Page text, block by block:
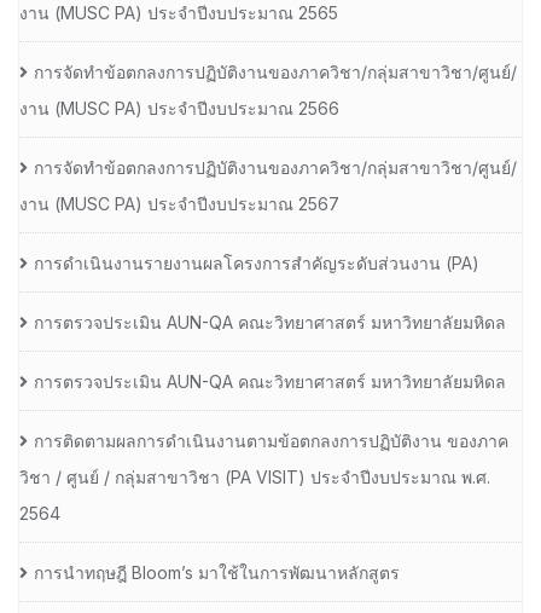
งาน (MUSC PA) ประจำปีงบประมาณ 2565
การจัดทำข้อตกลงการปฏิบัติงานของภาควิชา/กลุ่มสาขาวิชา/ศูนย์/
งาน (MUSC PA) ประจำปีงบประมาณ 2566
การจัดทำข้อตกลงการปฏิบัติงานของภาควิชา/กลุ่มสาขาวิชา/ศูนย์/
งาน (MUSC PA) ประจำปีงบประมาณ 2567
การดำเนินงานรายงานผลโครงการสำคัญระดับส่วนงาน (PA)
การตรวจประเมิน AUN-QA คณะวิทยาศาสตร์ มหาวิทยาลัยมหิดล
การตรวจประเมิน AUN-QA คณะวิทยาศาสตร์ มหาวิทยาลัยมหิดล
การติดตามผลการดำเนินงานตามข้อตกลงการปฏิบัติงาน ของภาค
วิชา / ศูนย์ / กลุ่มสาขาวิชา (PA VISIT) ประจำปีงบประมาณ พ.ศ.​
2564
การนำทฤษฎี Bloom’s มาใช้ในการพัฒนาหลักสูตร